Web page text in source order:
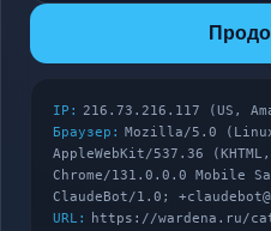
IP: 216.73.216.117 (US,
Браузер: Mozilla/5.0
AppleWebKit/537.36
Chrome/131.0.0.0 Mobile
ClaudeBot/1.0;
URL:
https://wardena.ru/